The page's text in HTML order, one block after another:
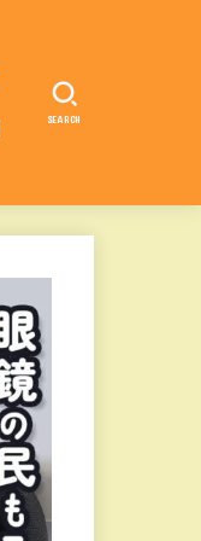
SEARCH